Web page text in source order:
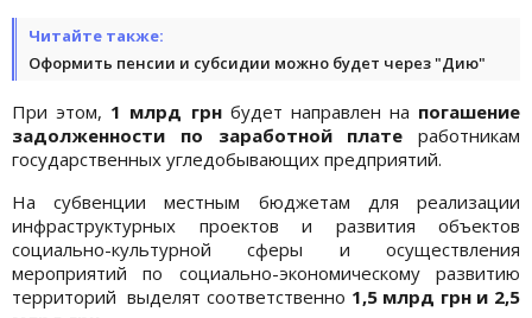
Читайте также:
Оформить пенсии и субсидии можно будет через "Дию"
При этом, 1 млрд грнбудет направлен на погашение
задолженности по заработной плате работникам
государственных угледобывающих предприятий.
На субвенции местным бюджетам для реализации
инфраструктурных проектов и развития объектов
социально-культурной сферы и осуществления
мероприятий по социально-экономическому развитию
территорий выделят соответственно 1,5 млрд грн и 2,5